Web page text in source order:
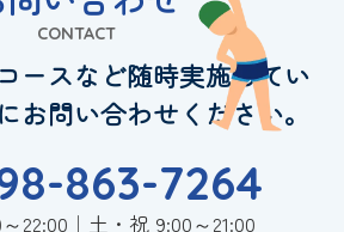
CONTACT
ースなど随時実施してい
お問い合わせください。
863-7264
22:00｜土・祝 9:00～21:00